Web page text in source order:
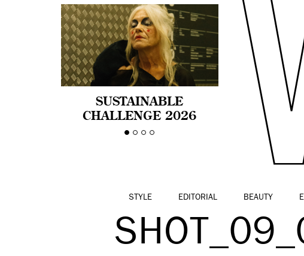
SUSTAINABLE
CHALLENGE 2026
CELEBRA LA
STYLE EDITORIAL BEAUTY